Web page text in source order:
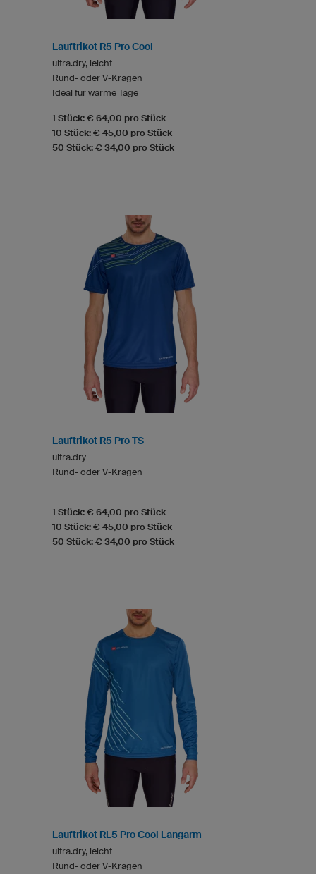
Lauftrikot R5 Pro Cool
ultra.dry, leicht
Rund- oder V-Kragen
Ideal für warme Tage
1 Stück: € 64,00 pro Stück
10 Stück: € 45,00 pro Stück
50 Stück: € 34,00 pro Stück
Lauftrikot R5 Pro TS
ultra.dry
Rund- oder V-Kragen
1 Stück: € 64,00 pro Stück
10 Stück: € 45,00 pro Stück
50 Stück: € 34,00 pro Stück
Lauftrikot RL5 Pro Cool Langarm
ultra.dry, leicht
Rund- oder V-Kragen